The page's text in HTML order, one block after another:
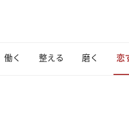
働く 整える 磨く 恋